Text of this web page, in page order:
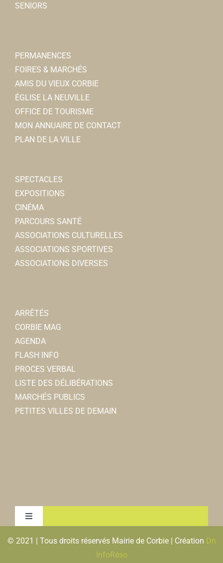
SENIORS
PERMANENCES
FOIRES & MARCHÉS
AMIS DU VIEUX CORBIE
ÉGLISE LA NEUVILLE
OFFICE DE TOURISME
MON ANNUAIRE DE CONTACT
PLAN DE LA VILLE
SPECTACLES
EXPOSITIONS
CINÉMA
PARCOURS SANTÉ
ASSOCIATIONS CULTURELLES
ASSOCIATIONS SPORTIVES
ASSOCIATIONS DIVERSES
ARRÊTÉS
CORBIE MAG
AGENDA
FLASH INFO
PROCES VERBAL
LISTE DES DÉLIBÉRATIONS
MARCHÉS PUBLICS
PETITES VILLES DE DEMAIN
Toggle
MENTIONS LEGALES & RGPD
© 2021 | Tous droits réservés Mairie de Corbie | Création Dn
InfoRéso